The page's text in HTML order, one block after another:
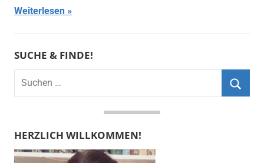
Weiterlesen
SUCHE & FINDE!
Suchen
HERZLICH WILLKOMMEN!